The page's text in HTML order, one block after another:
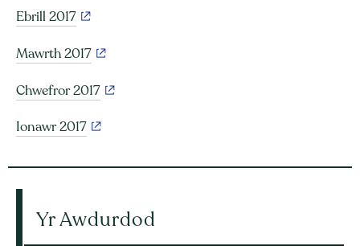
Ebrill 2017
Mawrth 2017
Chwefror 2017
Ionawr 2017
Yr Awdurdod